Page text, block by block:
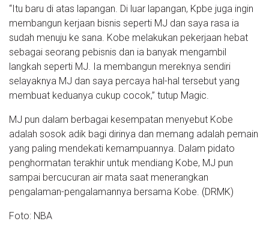
“Itu baru di atas lapangan. Di luar lapangan, Kpbe juga ingin
membangun kerjaan bisnis seperti MJ dan saya rasa ia
sudah menuju ke sana. Kobe melakukan pekerjaan hebat
sebagai seorang pebisnis dan ia banyak mengambil
langkah seperti MJ. Ia membangun mereknya sendiri
selayaknya MJ dan saya percaya hal-hal tersebut yang
membuat keduanya cukup cocok,” tutup Magic.
MJ pun dalam berbagai kesempatan menyebut Kobe
adalah sosok adik bagi dirinya dan memang adalah pemain
yang paling mendekati kemampuannya. Dalam pidato
penghormatan terakhir untuk mendiang Kobe, MJ pun
sampai bercucuran air mata saat menerangkan
pengalaman-pengalamannya bersama Kobe. (DRMK)
Foto: NBA